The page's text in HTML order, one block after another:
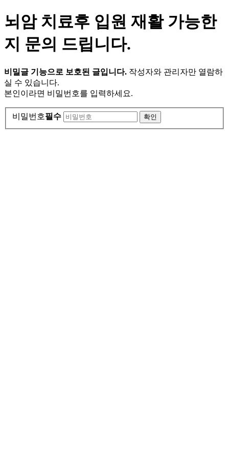
뇌암 치료후 입원 재활 가능한
지 문의 드립니다.
비밀글 기능으로 보호된 글입니다. 작성자와 관리자만 열람하
실 수 있습니다.
본인이라면 비밀번호를 입력하세요.
비밀번호필수